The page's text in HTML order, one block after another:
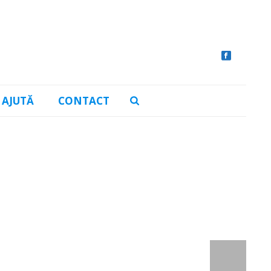
AJUTĂ CONTACT